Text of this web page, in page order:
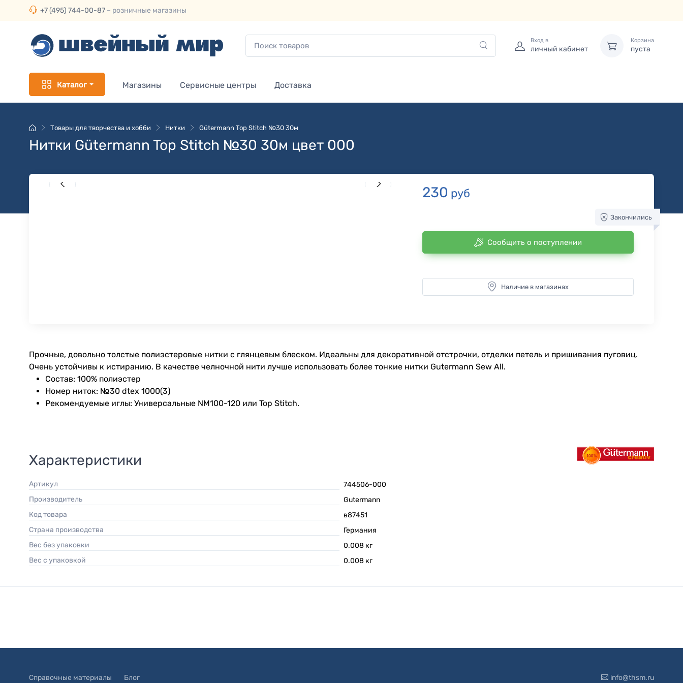
+7 (495) 744-00-87 – розничные магазины
Вход в
личный кабинет
Корзина
пуста
Каталог Магазины Сервисные центры Доставка
Товары для творчества и хобби Нитки Gütermann Top Stitch №30 30м
Нитки Gütermann Top Stitch №30 30м цвет 000
230 руб
Закончились
Сообщить о поступлении
Наличие в магазинах
Прочные, довольно толстые полиэстеровые нитки с глянцевым блеском. Идеальны для декоративной отстрочки, отделки петель и пришивания пуговиц.
Очень устойчивы к истиранию. В качестве челночной нити лучше использовать более тонкие нитки Gutermann Sew All.
Состав: 100% полиэстер
Номер ниток: №30 dtex 1000(3)
Рекомендуемые иглы: Универсальные NM100-120 или Top Stitch.
Характеристики
Артикул
744506-000
Производитель
Gutermann
Код товара
в87451
Страна производства
Германия
Вес без упаковки
0.008 кг
Вес с упаковкой
0.008 кг
Справочные материалы Блог info@thsm.ru